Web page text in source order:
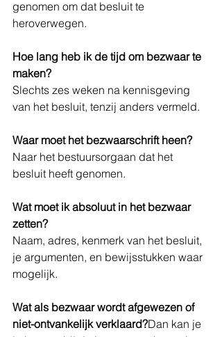
genomen om dat besluit te
heroverwegen.
Hoe lang heb ik de tijd om bezwaar te
maken?
Slechts zes weken na kennisgeving
van het besluit, tenzij anders vermeld.
Waar moet het bezwaarschrift heen?
Naar het bestuursorgaan dat het
besluit heeft genomen.
Wat moet ik absoluut in het bezwaar
zetten?
Naam, adres, kenmerk van het besluit,
je argumenten, en bewijsstukken waar
mogelijk.
Wat als bezwaar wordt afgewezen of
niet-ontvankelijk verklaard?Dan kan je